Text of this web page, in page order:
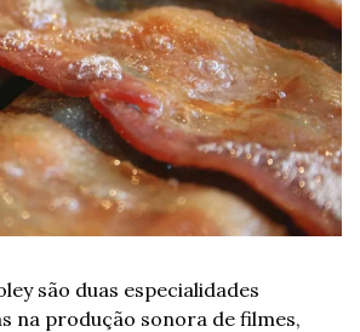
são duas especialidades
na produção sonora de filmes,